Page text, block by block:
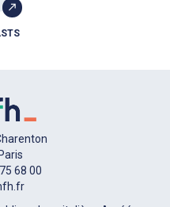
68 00